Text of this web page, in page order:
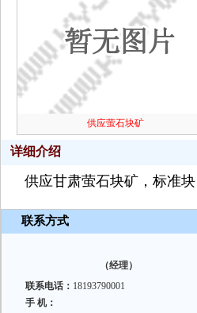
供应萤石块矿
详细介绍
供应甘肃萤石块矿，标准块
联系方式
（经理）
联系电话： 18193790001
手 机：